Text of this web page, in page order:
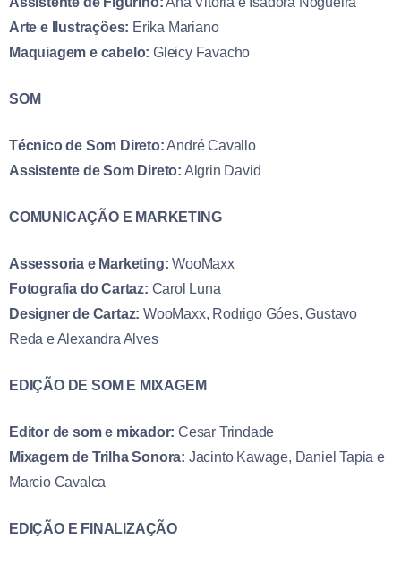
Arte e Ilustrações: Erika Mariano
Maquiagem e cabelo: Gleicy Favacho
SOM
Técnico de Som Direto:André Cavallo
Assistente de Som Direto: Algrin David
COMUNICAÇÃO E MARKETING
Assessoria e Marketing: WooMaxx
Fotografia do Cartaz: Carol Luna
Designer de Cartaz: WooMaxx, Rodrigo Góes, Gustavo
Reda e Alexandra Alves
EDIÇÃO DE SOM E MIXAGEM
Editor de som e mixador: Cesar Trindade
Mixagem de Trilha Sonora: Jacinto Kawage, Daniel Tapia e
Marcio Cavalca
EDIÇÃO E FINALIZAÇÃO